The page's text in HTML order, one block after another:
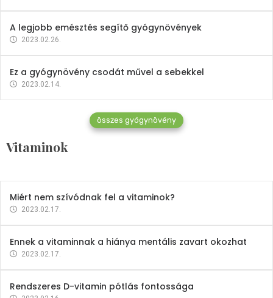
A legjobb emésztés segítő gyógynövények
2023.02.26.
Ez a gyógynövény csodát művel a sebekkel
2023.02.14.
összes gyógynövény
Vitaminok
Vitaminok
Mindent a B-12 vitaminról
2023.02.27.
Miért nem szívódnak fel a vitaminok?
2023.02.17.
Ennek a vitaminnak a hiánya mentális zavart okozhat
2023.02.17.
Rendszeres D-vitamin pótlás fontossága